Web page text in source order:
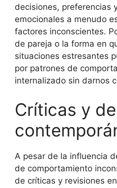
decisiones, preferencias
emocionales a menudo
factores inconscientes.
de pareja o la forma en
situaciones estresantes
por patrones de
internalizado sin darnos
Críticas y
A pesar de la influencia
de comportamiento
de críticas y revisiones